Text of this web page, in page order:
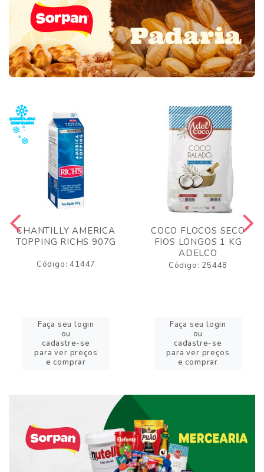
CHANTILLY AMERICA
TOPPING RICHS 907G
Código: 41447
Faça seu login
ou
cadastre-se
para ver preços
e comprar
COCO FLOCOS SECO
FIOS LONGOS 1 KG
ADELCO
Código: 25448
Faça seu login
ou
cadastre-se
para ver preços
e comprar